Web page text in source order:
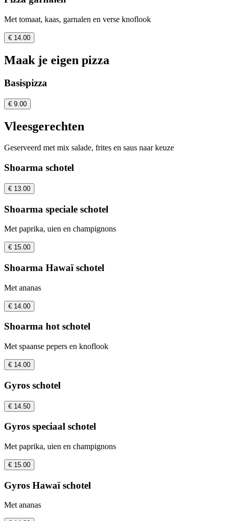
Met tomaat, kaas, garnalen en verse knoflook
€ 14.00
Maak je eigen pizza
Basispizza
€ 9.00
Vleesgerechten
Geserveerd met mix salade, frites en saus naar keuze
Shoarma schotel
€ 13.00
Shoarma speciale schotel
Met paprika, uien en champignons
€ 15.00
Shoarma Hawaï schotel
Met ananas
€ 14.00
Shoarma hot schotel
Met spaanse pepers en knoflook
€ 14.00
Gyros schotel
€ 14.50
Gyros speciaal schotel
Met paprika, uien en champignons
€ 15.00
Gyros Hawaï schotel
Met ananas